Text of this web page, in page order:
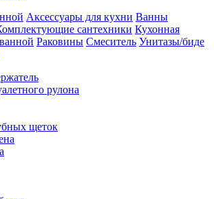
Аксессуары для кухни Ванны
сантехники Кухонная
Раковины Смеситель Унитазы/биде
рулона
щеток